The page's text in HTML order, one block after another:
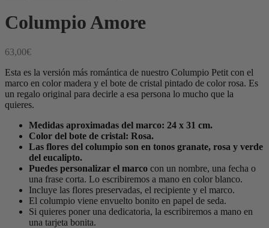
Columpio Amore
63,00€
Esta es la versión más romántica de nuestro Columpio Petit con el
marco en color madera y el bote de cristal pintado de color rosa. Es
un regalo original para decirle a esa persona lo mucho que la
quieres.
Medidas aproximadas del marco: 24 x 31 cm.
Color del bote de cristal: Rosa.
Las flores del columpio son en tonos granate, rosa y verde
del eucalipto.
Puedes personalizar el marco con un nombre, una fecha o
una frase corta. Lo escribiremos a mano en color blanco.
Incluye las flores preservadas, el recipiente y el marco.
El columpio viene envuelto bonito en papel de seda.
Si quieres poner una dedicatoria, la escribiremos a mano en
una tarjeta bonita.